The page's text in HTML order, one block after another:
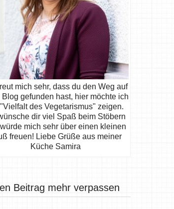
mich sehr, dass du den Weg auf
Blog gefunden hast, hier möchte ich
des Vegetarismus" zeigen.
dir viel Spaß beim Stöbern
mich sehr über einen kleinen
freuen! Liebe Grüße aus meiner
Küche Samira
Beitrag mehr verpassen